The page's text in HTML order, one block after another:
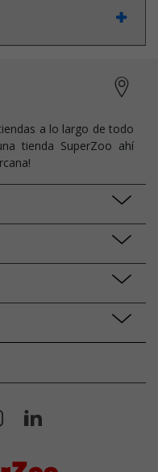
a lo largo de todo
tienda SuperZoo ahí